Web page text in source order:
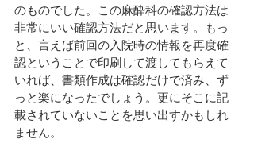
のものでした。この麻酔科の確認方法は
非常にいい確認方法だと思います。もっ
と、言えば前回の入院時の情報を再度確
認ということで印刷して渡してもらえて
いれば、書類作成は確認だけで済み、ず
っと楽になったでしょう。更にそこに記
載されていないことを思い出すかもしれ
ません。